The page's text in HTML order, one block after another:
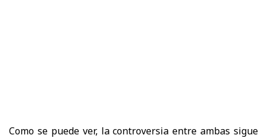
Como se puede ver, la controversia entre ambas sigue